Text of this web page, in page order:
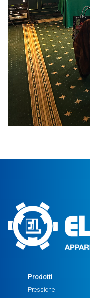
Prodotti
Pressione